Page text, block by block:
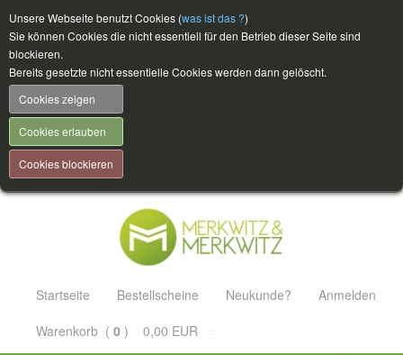
Unsere Webseite benutzt Cookies (was ist das ?)
Sie können Cookies die nicht essentiell für den Betrieb dieser Seite sind
blockieren.
Bereits gesetzte nicht essentielle Cookies werden dann gelöscht.
Cookies zeigen
Cookies erlauben
Cookies blockieren
Startseite Bestellscheine Neukunde?
Anmelden
Warenkorb ( 0 ) 0,00 EUR